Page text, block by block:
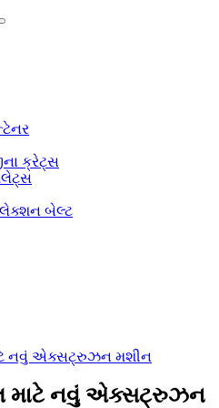
ક્રેટ્સ
બેલ્ટ
નવું એક્સટ્રુઝન મશીન
માટે નવું એક્સટ્રુઝન